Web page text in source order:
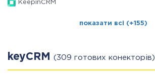
KeepinCRM
показати всі (+155)
keyCRM (309 готових конекторів)